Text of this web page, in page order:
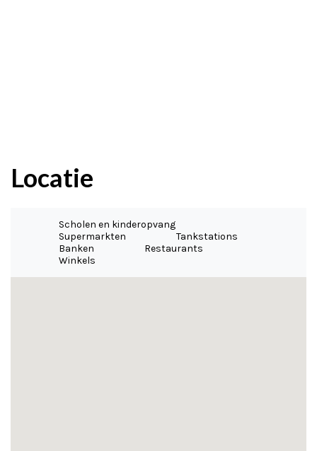
Locatie
Scholen en kinderopvang
Supermarkten
Tankstations
Banken
Restaurants
Winkels